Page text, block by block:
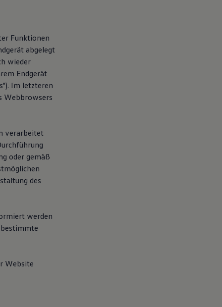
Funktionen
abgelegt
wieder
Endgerät
Im letzteren
Webbrowsers
verarbeitet
oder gemäß
des
werden
Website